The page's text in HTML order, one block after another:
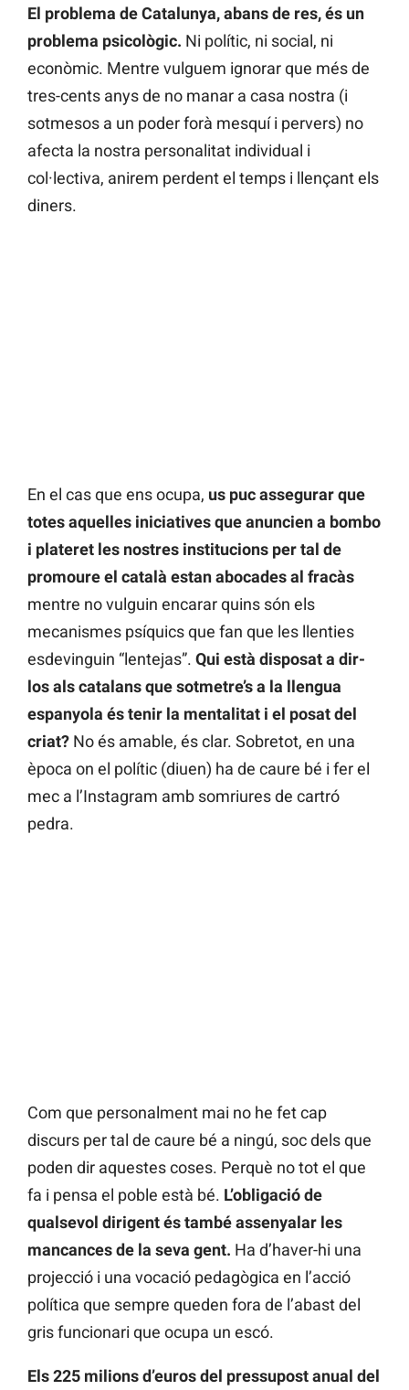
El problema de Catalunya, abans de res, és un
problema psicològic. Ni polític, ni social, ni
econòmic. Mentre vulguem ignorar que més de
tres-cents anys de no manar a casa nostra (i
sotmesos a un poder forà mesquí i pervers) no
afecta la nostra personalitat individual i
col·lectiva, anirem perdent el temps i llençant els
diners.
En el cas que ens ocupa, us puc assegurar que
totes aquelles iniciatives que anuncien a bombo
i plateret les nostres institucions per tal de
promoure el català estan abocades al fracàs
mentre no vulguin encarar quins són els
mecanismes psíquics que fan que les llenties
esdevinguin “lentejas”. Qui està disposat a dir-
los als catalans que sotmetre’s a la llengua
espanyola és tenir la mentalitat i el posat del
criat? No és amable, és clar. Sobretot, en una
època on el polític (diuen) ha de caure bé i fer el
mec a l’Instagram amb somriures de cartró
pedra.
Com que personalment mai no he fet cap
discurs per tal de caure bé a ningú, soc dels que
poden dir aquestes coses. Perquè no tot el que
fa i pensa el poble està bé. L’obligació de
qualsevol dirigent és també assenyalar les
mancances de la seva gent. Ha d’haver-hi una
projecció i una vocació pedagògica en l’acció
política que sempre queden fora de l’abast del
gris funcionari que ocupa un escó.
Els 225 milions d’euros del pressupost anual del